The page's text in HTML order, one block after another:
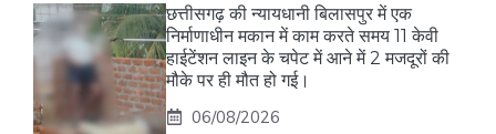
छत्तीसगढ़ की न्यायधानी बिलासपुर में एक
निर्माणाधीन मकान में काम करते समय 11 केवी
हाईटेंशन लाइन के चपेट में आने में 2 मजदूरों की
मौके पर ही मौत हो गई।
06/08/2026